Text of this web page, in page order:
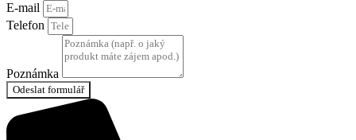
E-mail
Telefon
Poznámka
Odeslat formulář